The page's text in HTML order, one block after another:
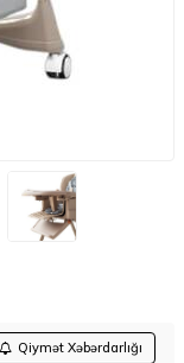
Qiymət Xəbərdarlığı